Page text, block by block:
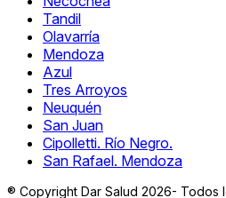
Tandil
Olavarría
Mendoza
Azul
Tres Arroyos
Neuquén
San Juan
Cipolletti. Río Negro.
San Rafael. Mendoza
® Copyright Dar Salud 2026- Todos